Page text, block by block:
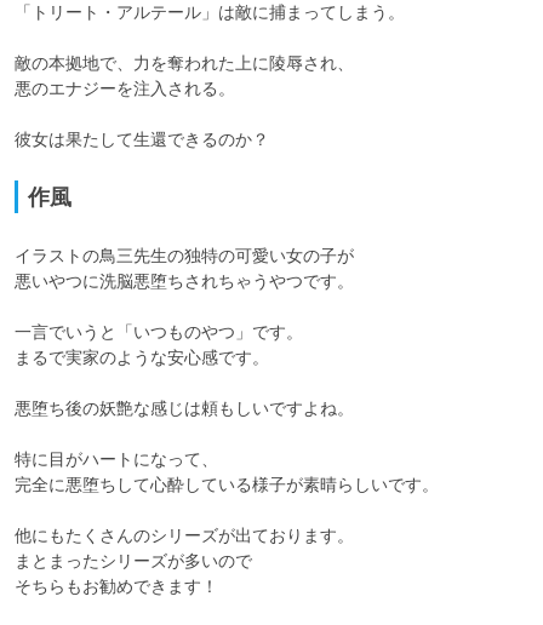
「トリート・アルテール」は敵に捕まってしまう。
敵の本拠地で、力を奪われた上に陵辱され、
悪のエナジーを注入される。
彼女は果たして生還できるのか？
作風
イラストの鳥三先生の独特の可愛い女の子が
悪いやつに洗脳悪堕ちされちゃうやつです。
一言でいうと「いつものやつ」です。
まるで実家のような安心感です。
悪堕ち後の妖艶な感じは頼もしいですよね。
特に目がハートになって、
完全に悪堕ちして心酔している様子が素晴らしいです。
他にもたくさんのシリーズが出ております。
まとまったシリーズが多いので
そちらもお勧めできます！